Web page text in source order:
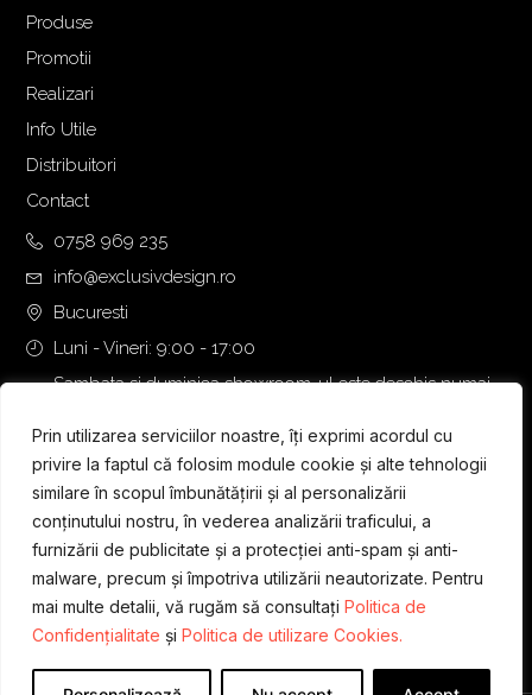
Prin utilizarea serviciilor noastre, îți exprimi acordul cu
privire la faptul că folosim module cookie și alte tehnologii
similare în scopul îmbunătățirii și al personalizării
conținutului nostru, în vederea analizării traficului, a
furnizării de publicitate și a protecției anti-spam și anti-
malware, precum și împotriva utilizării neautorizate. Pentru
mai multe detalii, vă rugăm să consultați Politica de
Confidențialitate și Politica de utilizare Cookies.
Produse
Promotii
Realizari
Info Utile
Distribuitori
Contact
0758 969 235
info@exclusivdesign.ro
Bucuresti
Luni - Vineri: 9:00 - 17:00
Sambata si duminica showroom-ul este deschis numai